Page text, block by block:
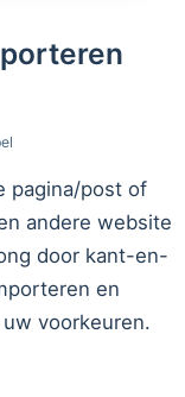
pagina/post of
andere website
door kant-en-
en
voorkeuren.